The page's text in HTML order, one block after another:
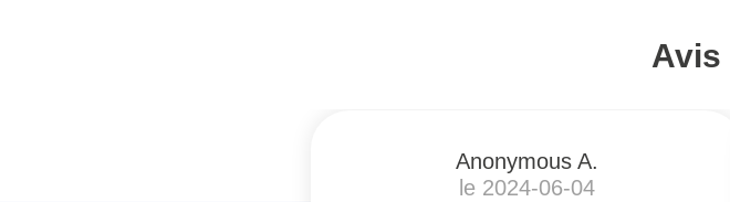
Avis
Anonymous A.
le 2024-06-04